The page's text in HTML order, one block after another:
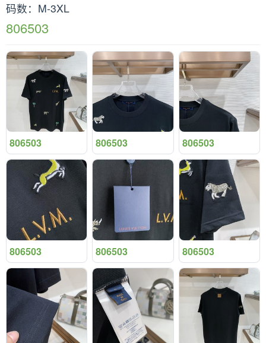
码数：M-3XL
806503
806503 806503 806503
806503 806503 806503